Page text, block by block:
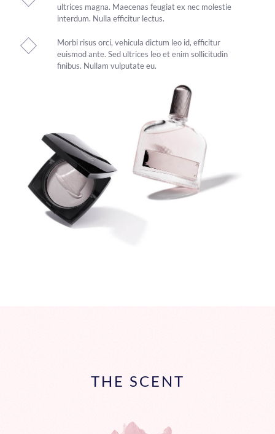
ultrices magna. Maecenas feugiat ex nec molestie
interdum. Nulla efficitur lectus.
Morbi risus orci, vehicula dictum leo id, efficitur
euismod ante. Sed ultrices leo et enim sollicitudin
finibus. Nullam vulputate eu.
THE SCENT